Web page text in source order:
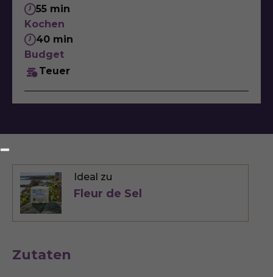
55 min
Kochen
40 min
Budget
Teuer
Ideal zu
Fleur de Sel
Zutaten